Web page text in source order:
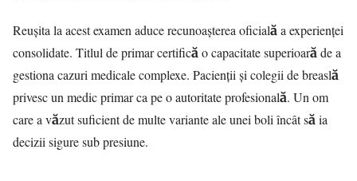
Reușita la acest examen aduce recunoașterea oficială a experienței
consolidate. Titlul de primar certifică o capacitate superioară de a
gestiona cazuri medicale complexe. Pacienții și colegii de breaslă
privesc un medic primar ca pe o autoritate profesională. Un om
care a văzut suficient de multe variante ale unei boli încât să ia
decizii sigure sub presiune.